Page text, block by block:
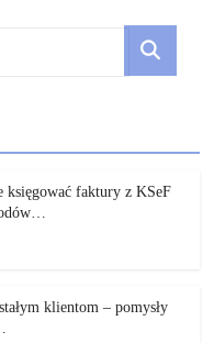
księgować faktury z KSeF
klientom – pomysły